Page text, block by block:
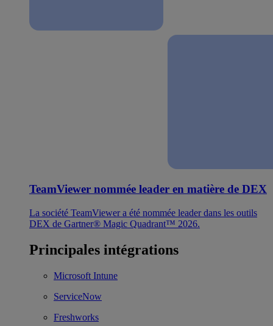
TeamViewer nommée leader en matière de DEX
La société TeamViewer a été nommée leader dans les outils
DEX de Gartner® Magic Quadrant™ 2026.
Principales intégrations
Microsoft Intune
ServiceNow
Freshworks